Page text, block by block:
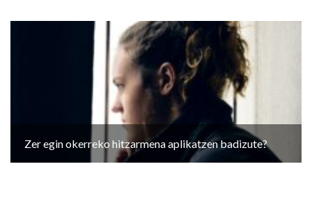
Zer egin okerreko hitzarmena aplikatzen badizute?